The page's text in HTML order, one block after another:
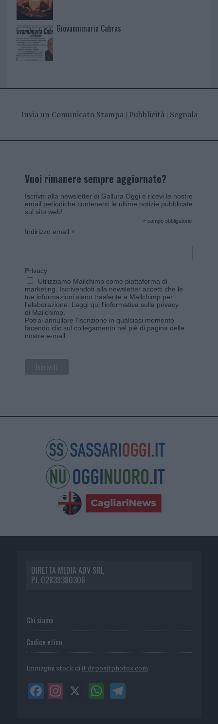
Giovannimaria Cabras
Invia un Comunicato Stampa| Pubblicità| Segnala
Vuoi rimanere sempre aggiornato?
Iscriviti alla newsletter di Gallura Oggi e ricevi le nostre
email periodiche contenenti le ultime notizie pubblicate
sul sito web!
* campo obbligatorio
Indirizzo email *
Privacy
Utilizziamo Mailchimp come piattaforma di
marketing. Iscrivendoti alla newsletter accetti che le
tue informazioni siano trasferite a Mailchimp per
l'elaborazione. Leggi qui l'informativa sulla privacy
di Mailchimp
Potrai annullare l'iscrizione in qualsiasi momento
facendo clic sul collegamento nel piè di pagina delle
nostre e-mail.
DIRETTA MEDIA ADV SRL
P.I. 02839380306
Chi siamo
Codice etico
Immagini stock di it.depositphotos.com